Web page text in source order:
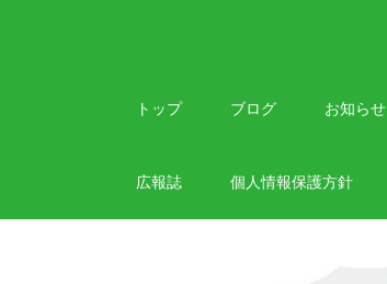
トップ ブログ お知らせ
広報誌 個人情報保護方針